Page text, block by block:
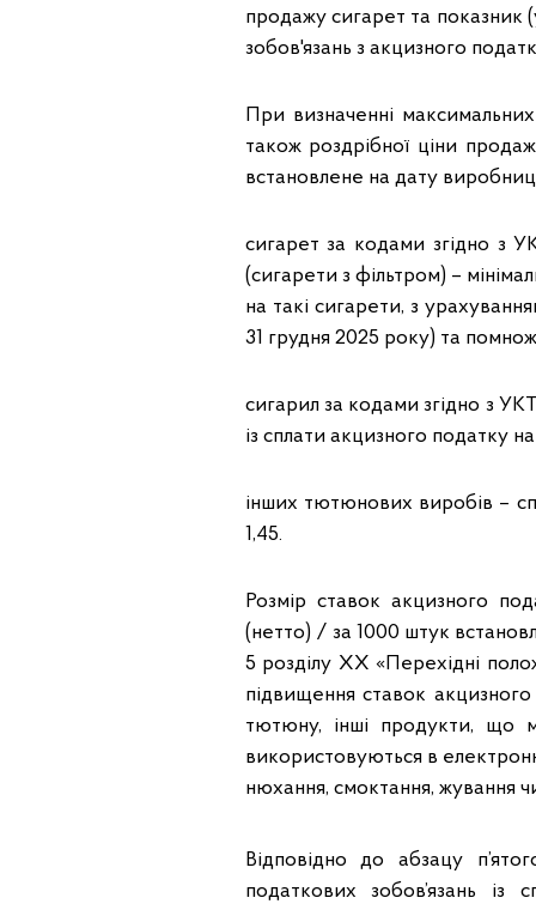
продажу сигарет та показник
зобов'язань з акцизного
При визначенні
також роздрібної ціни
встановлене на дату
сигарет за кодами згідно з
(сигарети з фільтром) –
на такі сигарети, з
31 грудня 2025 року) та
сигарил за кодами згідно з
із сплати акцизного податку
інших тютюнових виробів –
1,45.
Розмір ставок акцизного
(нетто) / за 1000 штук
5 розділу ХХ «Перехідні
підвищення ставок
тютюну, інші продукти, що
використовуються в
нюхання, смоктання, жування
Відповідно до абзацу
податкових зобов’язань